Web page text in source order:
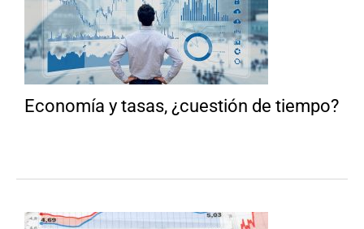
Economía y tasas, ¿cuestión de tiempo?